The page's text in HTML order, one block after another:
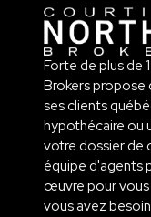
Forte de plus de
Brokers propose
ses clients
hypothécaire ou
votre dossier de
équipe d'agents
œuvre pour
vous avez